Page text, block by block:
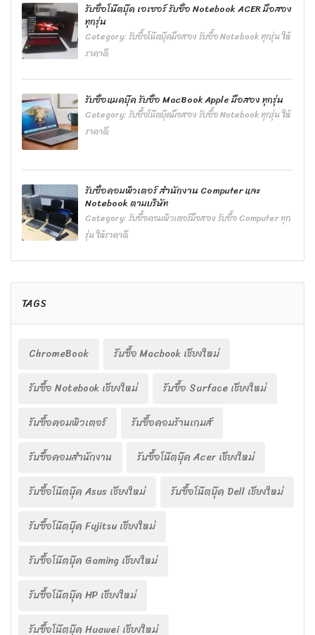
รับซื้อโน๊ตบุ๊ค เอเซอร์ รับซื้อ Notebook ACER มือสอง
ทุกรุ่น
Category:รับซื้อโน๊ตบุ๊คมือสอง รับซื้อ Notebook ทุกรุ่น ให้
ราคาดี
รับซื้อแมคบุ๊ค รับซื้อ MacBook Apple มือสอง ทุกรุ่น
Category:รับซื้อโน๊ตบุ๊คมือสอง รับซื้อ Notebook ทุกรุ่น ให้
ราคาดี
รับซื้อคอมพิวเตอร์ สำนักงาน Computer และ
Notebook ตามบริษัท
Category:รับซื้อคอมพิวเตอร์มือสอง รับซื้อ Computer ทุก
รุ่น ให้ราคาดี
TAGS
ChromeBook
รับซื้อ Macbook เชียงใหม่
รับซื้อ Notebook เชียงใหม่
รับซื้อ Surface เชียงใหม่
รับซื้อคอมพิวเตอร์
รับซื้อคอมร้านเกมส์
รับซื้อคอมสำนักงาน
รับซื้อโน๊ตบุ๊ค Acer เชียงใหม่
รับซื้อโน๊ตบุ๊ค Asus เชียงใหม่
รับซื้อโน๊ตบุ๊ค Dell เชียงใหม่
รับซื้อโน๊ตบุ๊ค Fujitsu เชียงใหม่
รับซื้อโน๊ตบุ๊ค Gaming เชียงใหม่
รับซื้อโน๊ตบุ๊ค HP เชียงใหม่
รับซื้อโน๊ตบุ๊ค Huawei เชียงใหม่